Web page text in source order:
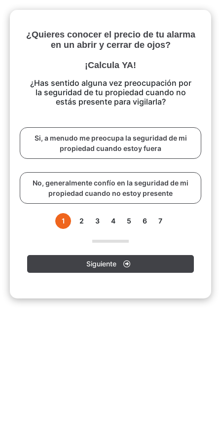
¿Quieres conocer el precio de tu alarma
en un abrir y cerrar de ojos?
¡Calcula YA!
¿Has sentido alguna vez preocupación por
la seguridad de tu propiedad cuando no
estás presente para vigilarla?
Si, a menudo me preocupa la seguridad de mi
propiedad cuando estoy fuera
No, generalmente confío en la seguridad de mi
propiedad cuando no estoy presente
Siguiente
1 2 3 4 5 6 7